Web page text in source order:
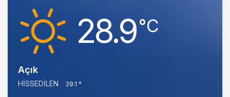
28.9‎°C
Açık
HISSEDILEN 29.1 °